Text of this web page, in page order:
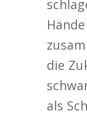
die
als